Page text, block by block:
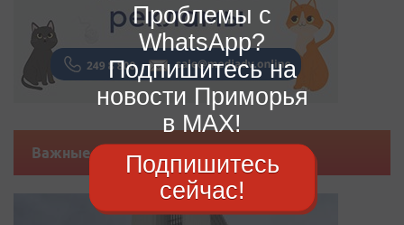
Важные новости
Проблемы с
WhatsApp?
Подпишитесь на
новости Приморья
в MAX!
Подпишитесь
сейчас!